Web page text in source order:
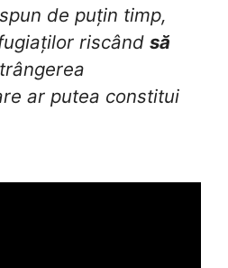
de puțin timp,
riscând să
ar putea constitui